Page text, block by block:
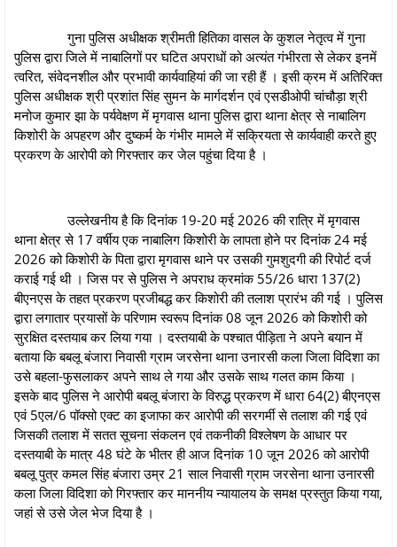
गुना पुलिस अधीक्षक श्रीमती हितिका वासल के कुशल नेतृत्व में गुना
पुलिस द्वारा जिले में नाबालिगों पर घटित अपराधों को अत्यंत गंभीरता से लेकर इनमें
त्वरित, संवेदनशील और प्रभावी कार्यवाहियां की जा रही हैं । इसी क्रम में अतिरिक्त
पुलिस अधीक्षक श्री प्रशांत सिंह सुमन के मार्गदर्शन एवं एसडीओपी चांचौड़ा श्री
मनोज कुमार झा के पर्यवेक्षण में मृगवास थाना पुलिस द्वारा थाना क्षेत्र से नाबालिग
किशोरी के अपहरण और दुष्कर्म के गंभीर मामले में सक्रियता से कार्यवाही करते हुए
प्रकरण के आरोपी को गिरफ्तार कर जेल पहुंचा दिया है ।
उल्‍लेखनीय है कि दिनांक 19-20 मई 2026 की रात्रि में मृगवास
थाना क्षेत्र से 17 वर्षीय एक नाबालिग किशोरी के लापता होने पर दिनांक 24 मई
2026 को किशोरी के पिता द्वारा मृगवास थाने पर उसकी गुमशुदगी की रिपोर्ट दर्ज
कराई गई थी । जिस पर से पुलिस ने अपराध क्रमांक 55/26 धारा 137(2)
बीएनएस के तहत प्रकरण प्रजीबद्ध कर किशोरी की तलाश प्रारंभ की गई । पुलिस
द्वारा लगातार प्रयासों के परिणाम स्वरूप दिनांक 08 जून 2026 को किशोरी को
सुरक्षित दस्तयाब कर लिया गया । दस्तयाबी के पश्चात पीड़िता ने अपने बयान में
बताया कि बबलू बंजारा निवासी ग्राम जरसेना थाना उनारसी कला जिला विदिशा का
उसे बहला-फुसलाकर अपने साथ ले गया और उसके साथ गलत काम किया ।
इसके बाद पुलिस ने आरोपी बबलू बंजारा के विरुद्ध प्रकरण में धारा 64(2) बीएनएस
एवं 5एल/6 पॉक्सो एक्ट का इजाफा कर आरोपी की सरगर्मी से तलाश की गई एवं
जिसकी तलाश में सतत सूचना संकलन एवं तकनीकी विश्लेषण के आधार पर
दस्तयाबी के मात्र 48 घंटे के भीतर ही आज दिनांक 10 जून 2026 को आरोपी
बबलू पुत्र कमल सिंह बंजारा उम्र 21 साल निवासी ग्राम जरसेना थाना उनारसी
कला जिला विदिशा को गिरफ्तार कर माननीय न्‍यायालय के समक्ष प्रस्तुत किया गया,
जहां से उसे जेल भेज दिया है ।